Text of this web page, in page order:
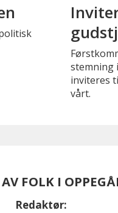
stemning
inviteres
vårt.
FOLK I
Redaktør: